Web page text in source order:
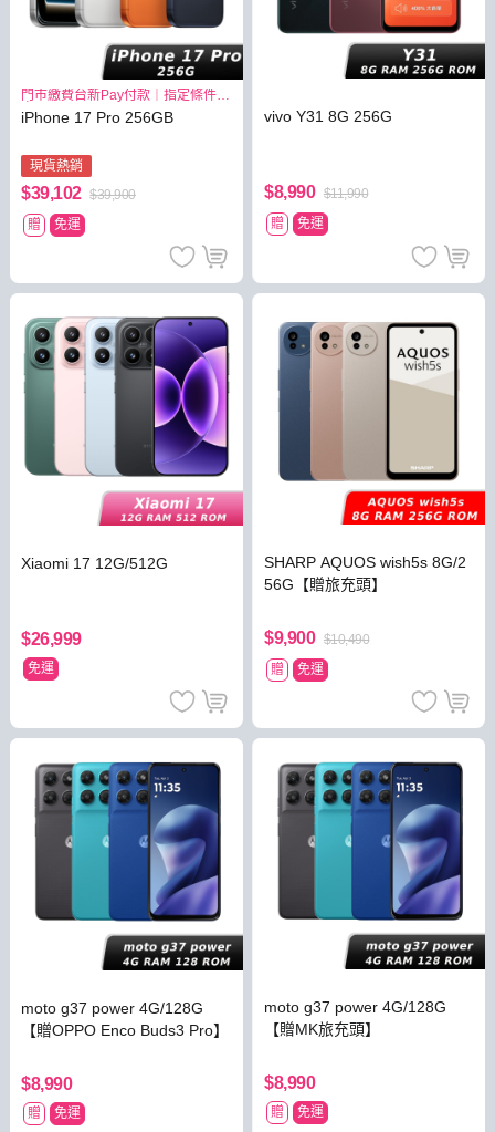
門市繳費台新Pay付款｜指定條件最
高3.8%
iPhone 17 Pro 256GB
現貨熱銷
$39,102 $39,900
贈
免運
vivo Y31 8G 256G
$8,990 $11,990
贈
免運
Xiaomi 17 12G/512G
$26,999
免運
SHARP AQUOS wish5s 8G/2
56G【贈旅充頭】
$9,900 $10,490
贈
免運
moto g37 power 4G/128G
【贈OPPO Enco Buds3 Pro】
$8,990
贈 免運
moto g37 power 4G/128G
【贈MK旅充頭】
$8,990
贈 免運